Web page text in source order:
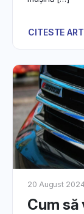
CITESTE
20 August 2024
Cum